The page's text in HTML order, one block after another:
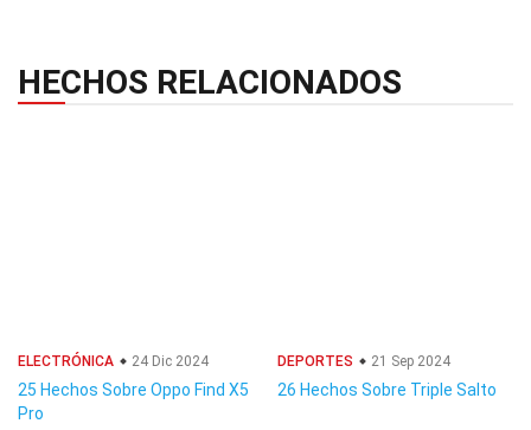
HECHOS RELACIONADOS
ELECTRÓNICA 24 Dic 2024
25 Hechos Sobre Oppo Find X5
Pro
DEPORTES 21 Sep 2024
26 Hechos Sobre Triple Salto